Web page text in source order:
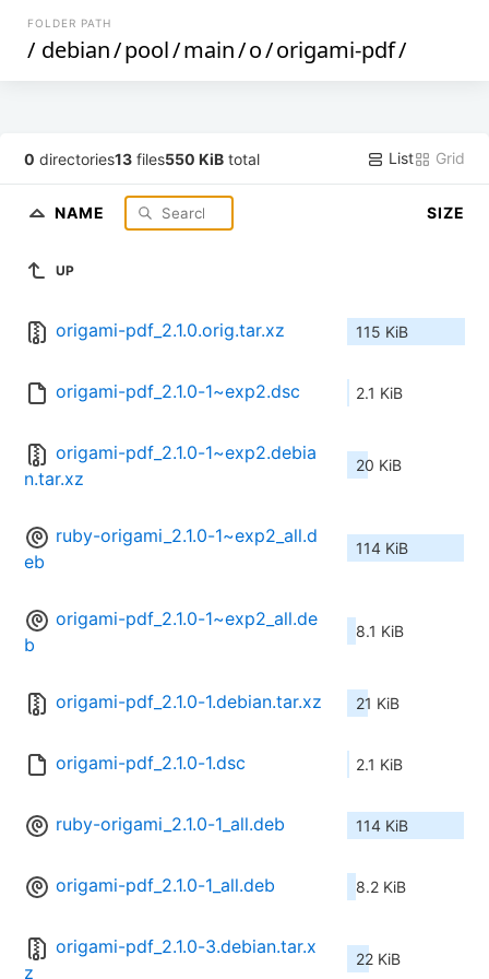
FOLDER PATH
/ debian/pool/main/o/origami-pdf/
0 directories13 files550 KiB total List Grid
NAME SIZE
UP
origami-pdf_2.1.0.orig.tar.xz 115 KiB
origami-pdf_2.1.0-1~exp2.dsc 2.1 KiB
origami-pdf_2.1.0-1~exp2.debia
n.tar.xz
20 KiB
ruby-origami_2.1.0-1~exp2_all.d
eb
114 KiB
origami-pdf_2.1.0-1~exp2_all.de
b
8.1 KiB
origami-pdf_2.1.0-1.debian.tar.xz 21 KiB
origami-pdf_2.1.0-1.dsc 2.1 KiB
ruby-origami_2.1.0-1_all.deb 114 KiB
origami-pdf_2.1.0-1_all.deb 8.2 KiB
origami-pdf_2.1.0-3.debian.tar.x
z
22 KiB